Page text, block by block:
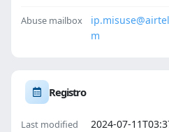
Abuse mailbox
m
Registro
Last modified
2024-07-